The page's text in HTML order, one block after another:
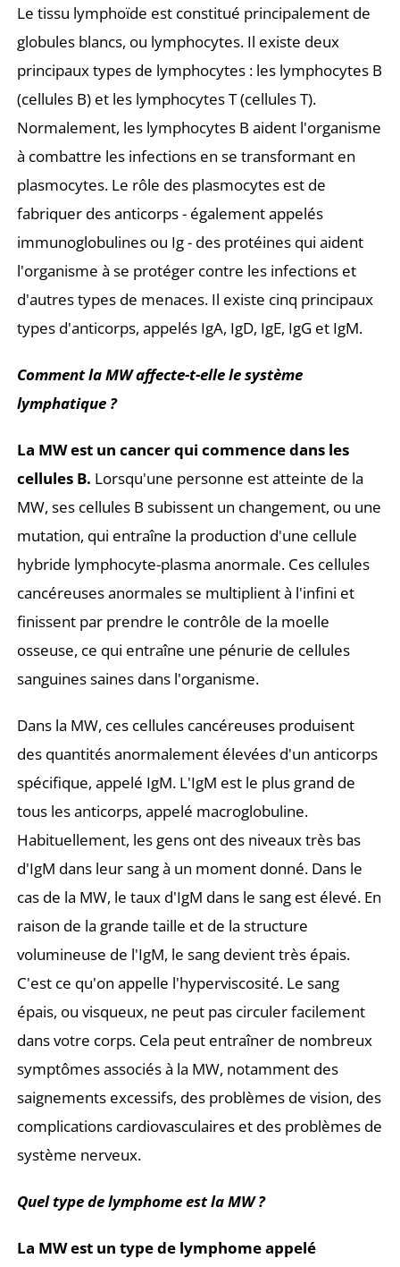
Le tissu lymphoïde est constitué principalement de
globules blancs, ou lymphocytes. Il existe deux
principaux types de lymphocytes : les lymphocytes B
(cellules B) et les lymphocytes T (cellules T).
Normalement, les lymphocytes B aident l'organisme
à combattre les infections en se transformant en
plasmocytes. Le rôle des plasmocytes est de
fabriquer des anticorps - également appelés
immunoglobulines ou Ig - des protéines qui aident
l'organisme à se protéger contre les infections et
d'autres types de menaces. Il existe cinq principaux
types d'anticorps, appelés IgA, IgD, IgE, IgG et IgM.
Comment la MW affecte-t-elle le système
lymphatique ?
La MW est un cancer qui commence dans les
cellules B. Lorsqu'une personne est atteinte de la
MW, ses cellules B subissent un changement, ou une
mutation, qui entraîne la production d'une cellule
hybride lymphocyte-plasma anormale. Ces cellules
cancéreuses anormales se multiplient à l'infini et
finissent par prendre le contrôle de la moelle
osseuse, ce qui entraîne une pénurie de cellules
sanguines saines dans l'organisme.
Dans la MW, ces cellules cancéreuses produisent
des quantités anormalement élevées d'un anticorps
spécifique, appelé IgM. L'IgM est le plus grand de
tous les anticorps, appelé macroglobuline.
Habituellement, les gens ont des niveaux très bas
d'IgM dans leur sang à un moment donné. Dans le
cas de la MW, le taux d'IgM dans le sang est élevé. En
raison de la grande taille et de la structure
volumineuse de l'IgM, le sang devient très épais.
C'est ce qu'on appelle l'hyperviscosité. Le sang
épais, ou visqueux, ne peut pas circuler facilement
dans votre corps. Cela peut entraîner de nombreux
symptômes associés à la MW, notamment des
saignements excessifs, des problèmes de vision, des
complications cardiovasculaires et des problèmes de
système nerveux.
Quel type de lymphome est la MW ?
La MW est un type de lymphome appelé